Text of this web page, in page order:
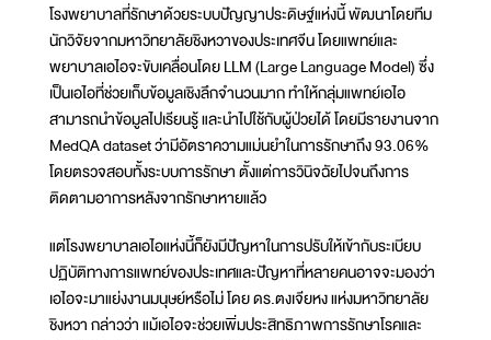
โรงพยาบาลที่รักษาด้วยระบบปัญญาประดิษฐ์แห่งนี้ พัฒนาโดยทีม
นักวิจัยจากมหาวิทยาลัยชิงหวาของประเทศจีน โดยแพทย์และ
พยาบาลเอไอจะขับเคลื่อนโดย LLM (Large Language Model) ซึ่ง
เป็นเอไอที่ช่วยเก็บข้อมูลเชิงลึกจำนวนมาก ทำให้กลุ่มแพทย์เอไอ
สามารถนำข้อมูลไปเรียนรู้ และนำไปใช้กับผู้ป่วยได้ โดยมีรายงานจาก
MedQA dataset ว่ามีอัตราความแม่นยำในการรักษาถึง 93.06%
โดยตรวจสอบทั้งระบบการรักษา ตั้งแต่การวินิจฉัยไปจนถึงการ
ติดตามอาการหลังจากรักษาหายแล้ว
แต่โรงพยาบาลเอไอแห่งนี้ก็ยังมีปัญหาในการปรับให้เข้ากับระเบียบ
ปฏิบัติทางการแพทย์ของประเทศและปัญหาที่หลายคนอาจจะมองว่า
เอไอจะมาแย่งงานมนุษย์หรือไม่ โดย ดร.ตงเจียหง แห่งมหาวิทยาลัย
ชิงหวา กล่าวว่า แม้เอไอจะช่วยเพิ่มประสิทธิภาพการรักษาโรคและ